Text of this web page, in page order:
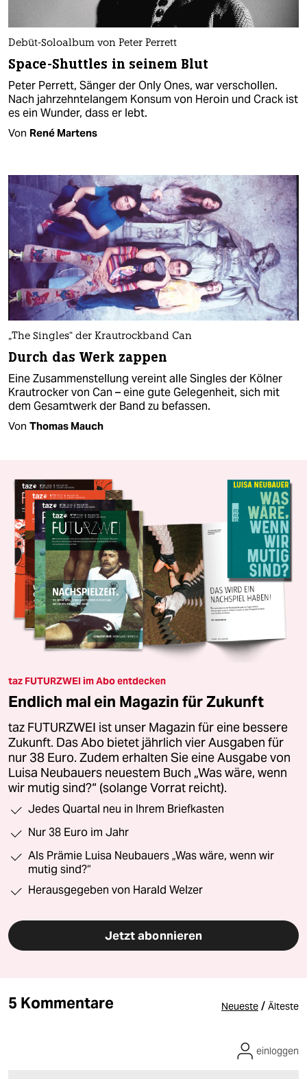
Debüt-Soloalbum von Peter Perrett
Space-Shuttles in seinem Blut
Peter Perrett, Sänger der Only Ones, war verschollen.
Nach jahrzehntelangem Konsum von Heroin und Crack ist
es ein Wunder, dass er lebt.
Von René Martens
„The Singles“ der Krautrockband Can
Durch das Werk zappen
Eine Zusammenstellung vereint alle Singles der Kölner
Krautrocker von Can – eine gute Gelegenheit, sich mit
dem Gesamtwerk der Band zu befassen.
Von Thomas Mauch
taz FUTURZWEI im Abo entdecken
Endlich mal ein Magazin für Zukunft
taz FUTURZWEI ist unser Magazin für eine bessere
Zukunft. Das Abo bietet jährlich vier Ausgaben für
nur 38 Euro. Zudem erhalten Sie eine Ausgabe von
Luisa Neubauers neuestem Buch „Was wäre, wenn
wir mutig sind?“ (solange Vorrat reicht).
Jedes Quartal neu in Ihrem Briefkasten
Nur 38 Euro im Jahr
Als Prämie Luisa Neubauers „Was wäre, wenn wir
mutig sind?“
Herausgegeben von Harald Welzer
Jetzt abonnieren
5 Kommentare Neueste / Älteste
einloggen